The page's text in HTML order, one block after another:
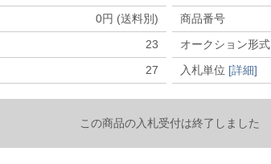
0円 (送料別)
23
27
商品番号
オークション形式
入札単位 [詳細]
この商品の入札受付は終了しました